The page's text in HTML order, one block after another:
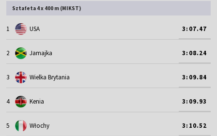
Sztafeta 4 x 400 m (MIKST)
1 USA 3:07.47
2 Jamajka 3:08.24
3 Wielka Brytania 3:09.84
4 Kenia 3:09.93
5 Włochy 3:10.52